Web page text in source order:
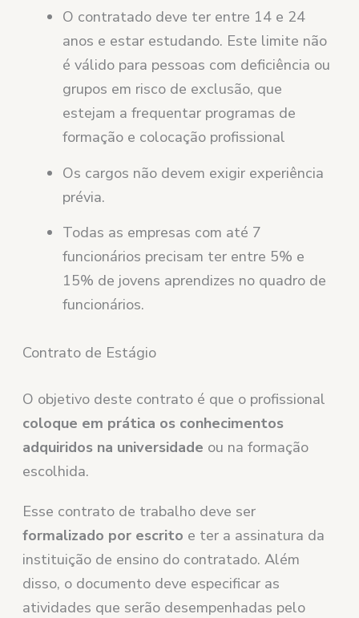
O contratado deve ter entre 14 e 24
anos e estar estudando. Este limite não
é válido para pessoas com deficiência ou
grupos em risco de exclusão, que
estejam a frequentar programas de
formação e colocação profissional
Os cargos não devem exigir experiência
prévia.
Todas as empresas com até 7
funcionários precisam ter entre 5% e
15% de jovens aprendizes no quadro de
funcionários.
Contrato de Estágio
O objetivo deste contrato é que o profissional
coloque em prática os conhecimentos
adquiridos na universidade ou na formação
escolhida.
Esse contrato de trabalho deve ser
formalizado por escrito e ter a assinatura da
instituição de ensino do contratado. Além
disso, o documento deve especificar as
atividades que serão desempenhadas pelo